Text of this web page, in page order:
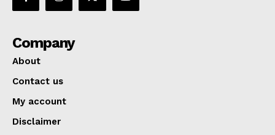
Company
About
Contact us
My account
Disclaimer